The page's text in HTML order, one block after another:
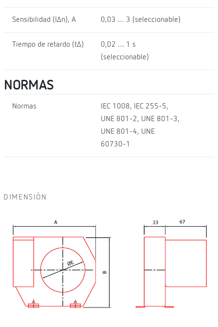
Sensibilidad (I∆n), A 0,03 … 3 (seleccionable)
Tiempo de retardo (t∆)
0,02 … 1 s
(seleccionable)
NORMAS
Normas
IEC 1008, IEC 255-5,
UNE 801-2, UNE 801-3,
UNE 801-4, UNE
60730-1
DIMENSIÓN